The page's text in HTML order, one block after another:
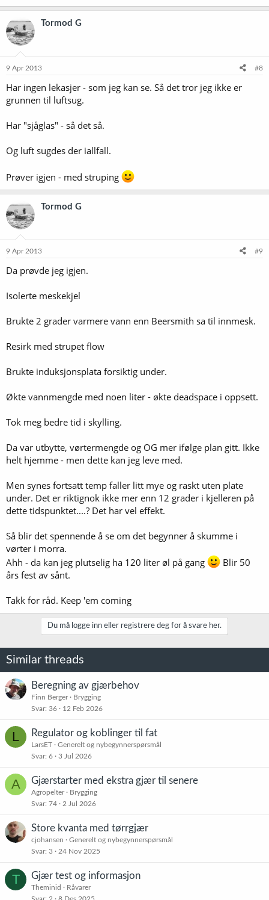
Tormod G
9 Apr 2013 #8
Har ingen lekasjer - som jeg kan se. Så det tror jeg ikke er
grunnen til luftsug.
Har "sjåglas" - så det så.
Og luft sugdes der iallfall.
Prøver igjen - med struping
Tormod G
9 Apr 2013 #9
Da prøvde jeg igjen.
Isolerte meskekjel
Brukte 2 grader varmere vann enn Beersmith sa til innmesk.
Resirk med strupet flow
Brukte induksjonsplata forsiktig under.
Økte vannmengde med noen liter - økte deadspace i oppsett.
Tok meg bedre tid i skylling.
Da var utbytte, vørtermengde og OG mer ifølge plan gitt. Ikke
helt hjemme - men dette kan jeg leve med.
Men synes fortsatt temp faller litt mye og raskt uten plate
under. Det er riktignok ikke mer enn 12 grader i kjelleren på
dette tidspunktet....? Det har vel effekt.
Så blir det spennende å se om det begynner å skumme i
vørter i morra.
Ahh - da kan jeg plutselig ha 120 liter øl på gang
Blir 50
års fest av sånt.
Takk for råd. Keep 'em coming
Du må logge inn eller registrere deg for å svare her.
Similar threads
Beregning av gjærbehov
Finn Berger
Brygging
Svar 36 12 Feb 2026
L Regulator og koblinger til fat
LarsET
Generelt og nybegynnerspørsmål
Svar 6 3 Jul 2026
A Gjærstarter med ekstra gjær til senere
Agropelter
Brygging
Svar 74 2 Jul 2026
Store kvanta med tørrgjær
cjohansen
Generelt og nybegynnerspørsmål
Svar 3 24 Nov 2025
T Gjær test og informasjon
Theminid
Råvarer